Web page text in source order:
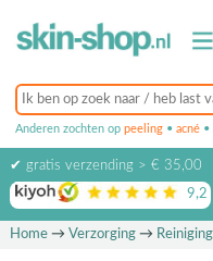
Anderen zochten op peeling • acné •
✔ gratis verzending > € 35,00
9,2
Home→ Verzorging→ Reiniging